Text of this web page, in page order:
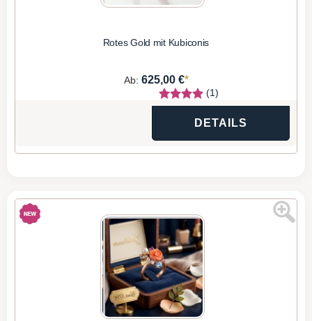
Rotes Gold mit Kubiconis
Ab: 625,00 €*
(1)
DETAILS